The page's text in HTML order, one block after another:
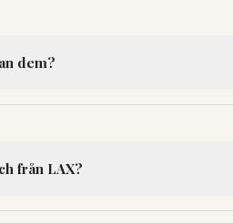
dem?
från LAX?